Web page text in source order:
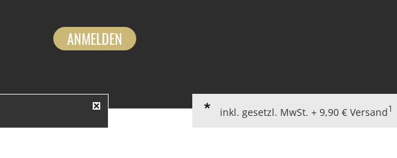
ANMELDEN
inkl. gesetzl. MwSt. + 9,90 € Versand1